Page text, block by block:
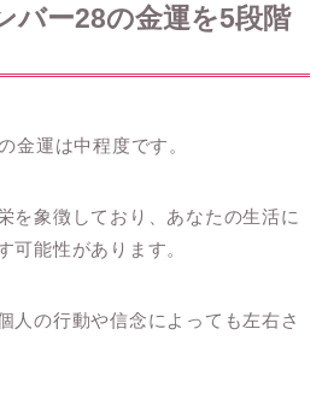
バー28の金運を5段階
金運は中程度です。
を象徴しており、あなたの生活に
可能性があります。
人の行動や信念によっても左右さ